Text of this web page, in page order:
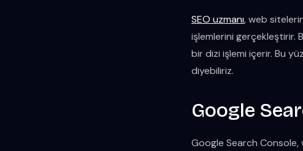
SEO uzmanı, web
işlemlerini gerçekleştirir.
bir dizi işlemi içerir. Bu
diyebiliriz.
Google
Google Search Console,